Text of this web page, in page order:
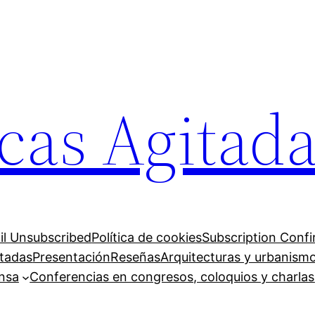
UnsubscribedPolítica de cookiesSubscription
PresentaciónReseñasArquitecturas y
Conferencias en congresos, coloquios y charlas